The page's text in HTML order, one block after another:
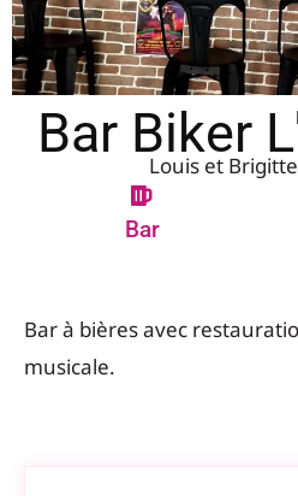
Bar Biker
Louis et
Bar
Bar à bières avec
musicale.